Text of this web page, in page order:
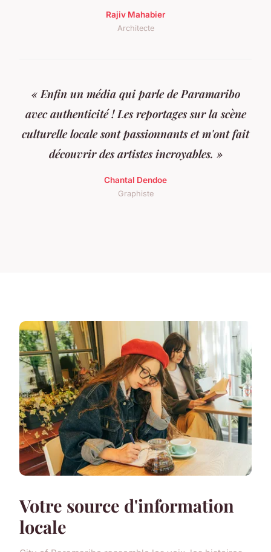
Rajiv Mahabier
Architecte
« Enfin un média qui parle de Paramaribo
avec authenticité ! Les reportages sur la scène
culturelle locale sont passionnants et m'ont fait
découvrir des artistes incroyables. »
Chantal Dendoe
Graphiste
Votre source d'information
locale